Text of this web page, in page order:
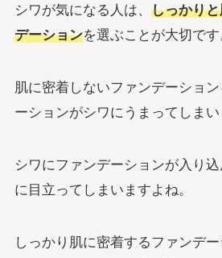
シワが気になる人は、 しっかり
デーションを選ぶことが大切です
肌に密着しないファンデーショ
ーションがシワにうまってしまい
シワにファンデーションが入り
に目立ってしまいますよね。
しっかり肌に密着するファンデー